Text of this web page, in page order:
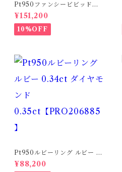
Pt950ファンシービビッドオ
レンジィイエローダイヤリン
グ D 0.144ct D 0.60ct【PR
O208782】
¥151,200
10%OFF
Pt950ルビーリング ルビー 0.
34ct ダイヤモンド 0.35ct【P
RO206885】
¥88,200